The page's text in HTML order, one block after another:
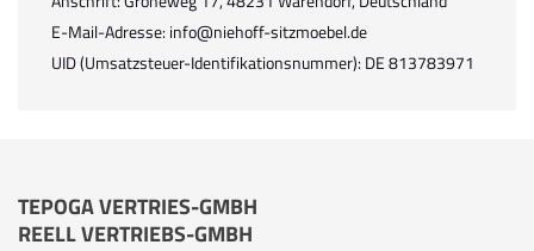
E-Mail-Adresse: info@niehoff-sitzmoebel.de
UID (Umsatzsteuer-Identifikationsnummer): DE 813783971
TEPOGA VERTRIES-GMBH
REELL VERTRIEBS-GMBH